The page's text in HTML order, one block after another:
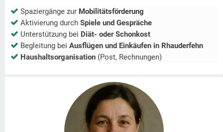
Spaziergänge zur Mobilitätsförderung
Aktivierung durch Spiele und Gespräche
Unterstützung bei Diät- oder Schonkost
Begleitung bei Ausflügen und Einkäufen in Rhauderfehn
Haushaltsorganisation (Post, Rechnungen)